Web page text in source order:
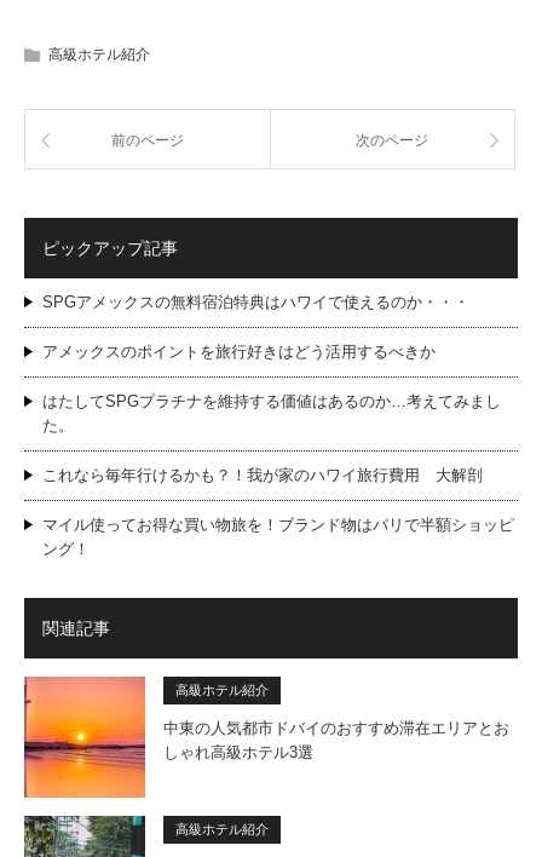
高級ホテル紹介
前のページ 次のページ
ピックアップ記事
SPGアメックスの無料宿泊特典はハワイで使えるのか・・・
アメックスのポイントを旅行好きはどう活用するべきか
はたしてSPGプラチナを維持する価値はあるのか…考えてみまし
た。
これなら毎年行けるかも？！我が家のハワイ旅行費用 大解剖
マイル使ってお得な買い物旅を！ブランド物はパリで半額ショッピ
ング！
関連記事
高級ホテル紹介
中東の人気都市ドバイのおすすめ滞在エリアとお
しゃれ高級ホテル3選
高級ホテル紹介